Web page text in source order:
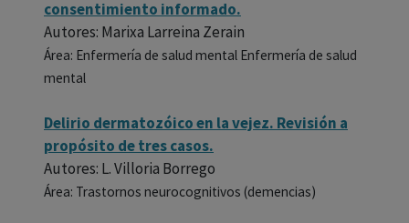
consentimiento informado.
Autores: Marixa Larreina Zerain
Área: Enfermería de salud mental Enfermería de salud
mental
Delirio dermatozóico en la vejez. Revisión a
propósito de tres casos.
Autores: L. Villoria Borrego
Área: Trastornos neurocognitivos (demencias)